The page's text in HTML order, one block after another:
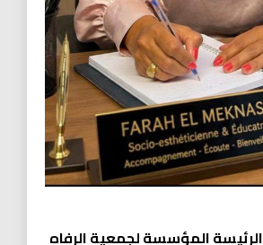
المؤسسة لجمعية الرفاه